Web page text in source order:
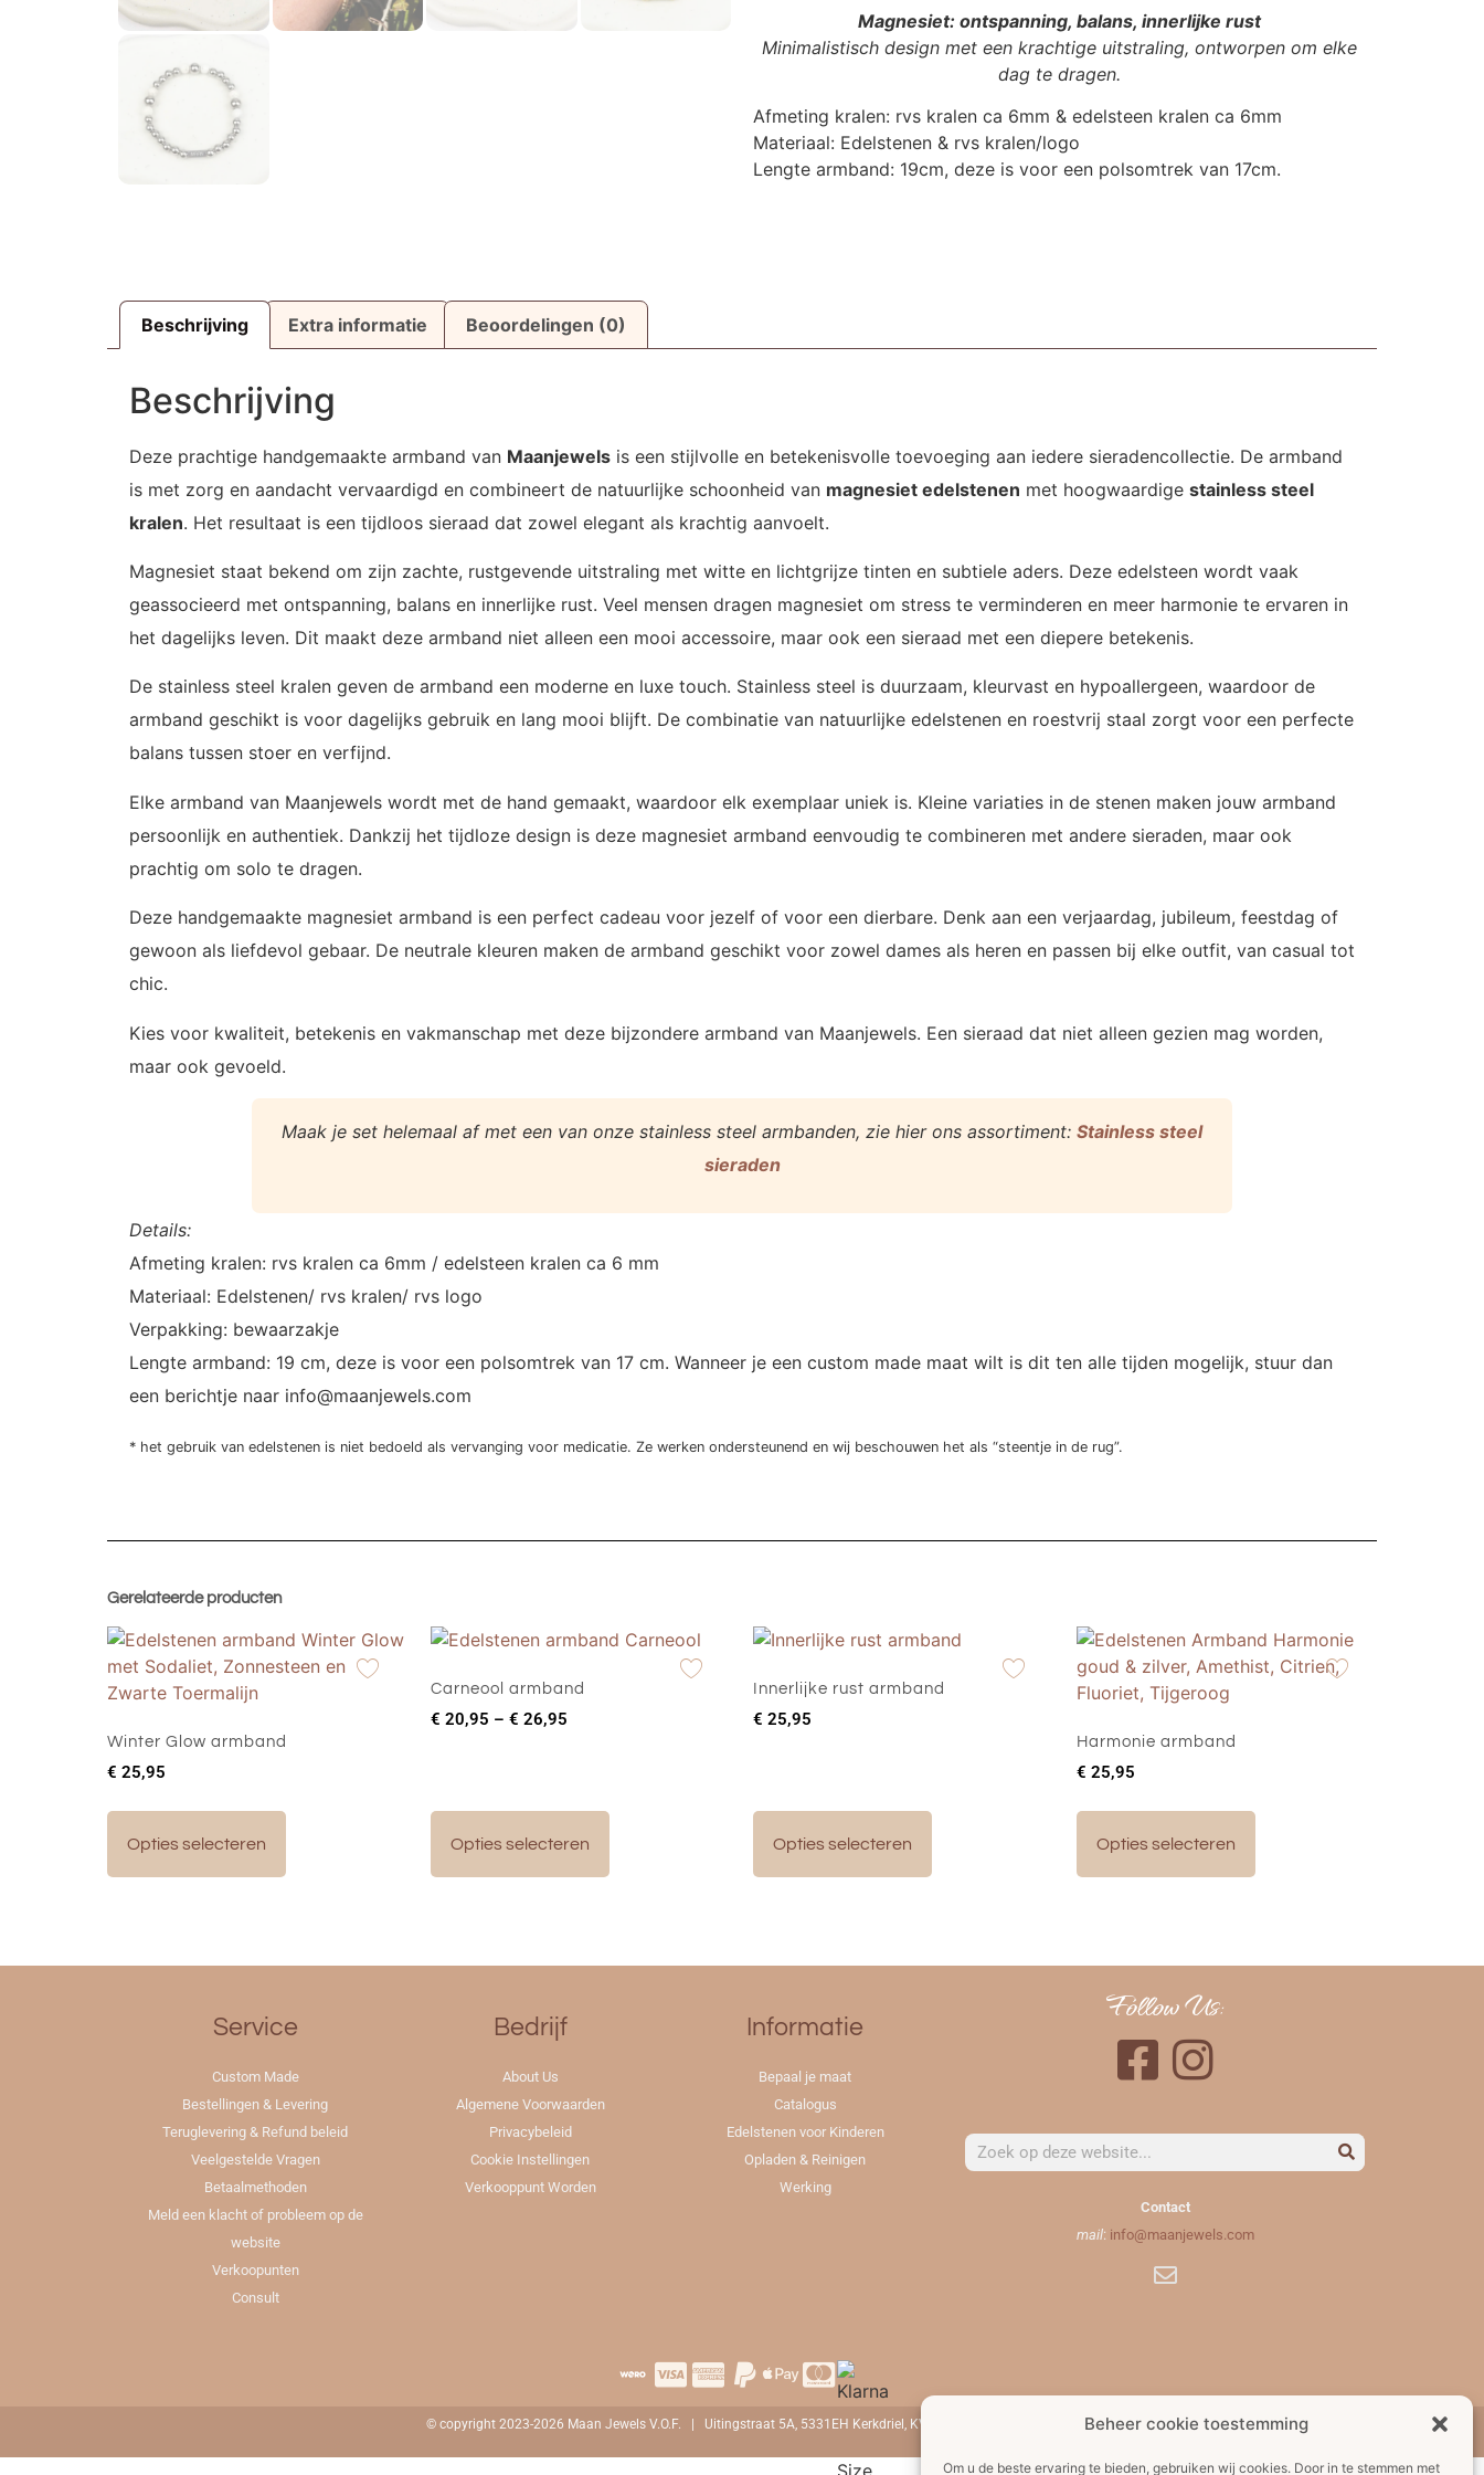
Beheer cookie toestemming
Om u de beste ervaring te bieden, gebruiken wij cookies. Door in te stemmen met
Magnesiet: ontspanning, balans, innerlijke rust
Minimalistisch design met een krachtige uitstraling, ontworpen om elke
dag te dragen.
Afmeting kralen: rvs kralen ca 6mm & edelsteen kralen ca 6mm
Materiaal: Edelstenen & rvs kralen/logo
Lengte armband: 19cm, deze is voor een polsomtrek van 17cm.
Beschrijving Extra informatie Beoordelingen (0)
Beschrijving
Deze prachtige handgemaakte armband van Maanjewels is een stijlvolle en betekenisvolle toevoeging aan iedere sieradencollectie. De armband
is met zorg en aandacht vervaardigd en combineert de natuurlijke schoonheid van magnesiet edelstenen met hoogwaardige stainless steel
kralen. Het resultaat is een tijdloos sieraad dat zowel elegant als krachtig aanvoelt.
Magnesiet staat bekend om zijn zachte, rustgevende uitstraling met witte en lichtgrijze tinten en subtiele aders. Deze edelsteen wordt vaak
geassocieerd met ontspanning, balans en innerlijke rust. Veel mensen dragen magnesiet om stress te verminderen en meer harmonie te ervaren in
het dagelijks leven. Dit maakt deze armband niet alleen een mooi accessoire, maar ook een sieraad met een diepere betekenis.
De stainless steel kralen geven de armband een moderne en luxe touch. Stainless steel is duurzaam, kleurvast en hypoallergeen, waardoor de
armband geschikt is voor dagelijks gebruik en lang mooi blijft. De combinatie van natuurlijke edelstenen en roestvrij staal zorgt voor een perfecte
balans tussen stoer en verfijnd.
Elke armband van Maanjewels wordt met de hand gemaakt, waardoor elk exemplaar uniek is. Kleine variaties in de stenen maken jouw armband
persoonlijk en authentiek. Dankzij het tijdloze design is deze magnesiet armband eenvoudig te combineren met andere sieraden, maar ook
prachtig om solo te dragen.
Deze handgemaakte magnesiet armband is een perfect cadeau voor jezelf of voor een dierbare. Denk aan een verjaardag, jubileum, feestdag of
gewoon als liefdevol gebaar. De neutrale kleuren maken de armband geschikt voor zowel dames als heren en passen bij elke outfit, van casual tot
chic.
Kies voor kwaliteit, betekenis en vakmanschap met deze bijzondere armband van Maanjewels. Een sieraad dat niet alleen gezien mag worden,
maar ook gevoeld.
Maak je set helemaal af met een van onze stainless steel armbanden, zie hier ons assortiment: Stainless steel
sieraden
Details:
Afmeting kralen: rvs kralen ca 6mm / edelsteen kralen ca 6 mm
Materiaal: Edelstenen/ rvs kralen/ rvs logo
Verpakking: bewaarzakje
Lengte armband: 19 cm, deze is voor een polsomtrek van 17 cm. Wanneer je een custom made maat wilt is dit ten alle tijden mogelijk, stuur dan
een berichtje naar info@maanjewels.com
* het gebruik van edelstenen is niet bedoeld als vervanging voor medicatie. Ze werken ondersteunend en wij beschouwen het als “steentje in de rug”.
Gerelateerde producten
Winter Glow armband
€ 25,95
Opties selecteren
Carneool armband
€ 20,95 – € 26,95
Opties selecteren
Innerlijke rust armband
€ 25,95
Opties selecteren
Harmonie armband
€ 25,95
Opties selecteren
Service
Custom Made
Bestellingen & Levering
Teruglevering & Refund beleid
Veelgestelde Vragen
Betaalmethoden
Meld een klacht of probleem op de
website
Verkoopunten
Consult
Bedrijf
About Us
Algemene Voorwaarden
Privacybeleid
Cookie Instellingen
Verkooppunt Worden
Informatie
Bepaal je maat
Catalogus
Edelstenen voor Kinderen
Opladen & Reinigen
Werking
Follow Us:
Contact
mail: info@maanjewels.com
© copyright 2023-2026 Maan Jewels V.O.F. | Uitingstraat 5A, 5331EH Kerkdriel, KVK-nummer: 89699661